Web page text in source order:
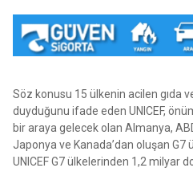
Söz konusu 15 ülkenin acilen gıda
duyduğunu ifade eden UNICEF,
bir araya gelecek olan Almanya,
Japonya ve Kanada’dan oluşan G7
UNICEF G7 ülkelerinden 1,2 milyar